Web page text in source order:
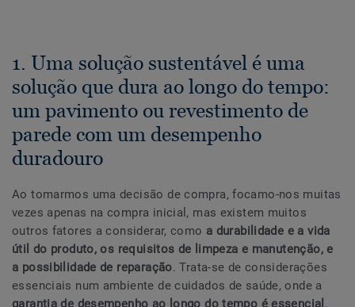
1. Uma solução sustentável é uma
solução que dura ao longo do tempo:
um pavimento ou revestimento de
parede com um desempenho
duradouro
Ao tomarmos uma decisão de compra, focamo-nos muitas
vezes apenas na compra inicial, mas existem muitos
outros fatores a considerar, como a durabilidade e a vida
útil do produto, os requisitos de limpeza e manutenção, e
a possibilidade de reparação. Trata-se de considerações
essenciais num ambiente de cuidados de saúde, onde a
garantia de desempenho ao longo do tempo é essencial .